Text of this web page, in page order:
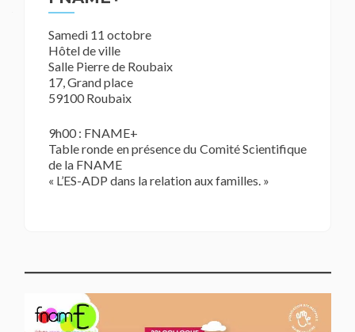
Samedi 11 octobre
Hôtel de ville
Salle Pierre de Roubaix
17, Grand place
59100 Roubaix
9h00 : FNAME+
Table ronde en présence du Comité Scientifique
de la FNAME
« L’ES-ADP dans la relation aux familles. »